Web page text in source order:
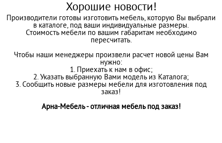
Хорошие новости!
Производители готовы изготовить мебель, которую Вы выбрали
в каталоге, под ваши индивидуальные размеры.
Стоимость мебели по вашим габаритам необходимо
пересчитать.
Чтобы наши менеджеры произвели расчет новой цены Вам
нужно:
1. Приехать к нам в офис;
2. Указать выбранную Вами модель из Каталога;
3. Сообщить новые размеры мебели для изготовления под
заказ!
Арна-Мебель - отличная мебель под заказ!